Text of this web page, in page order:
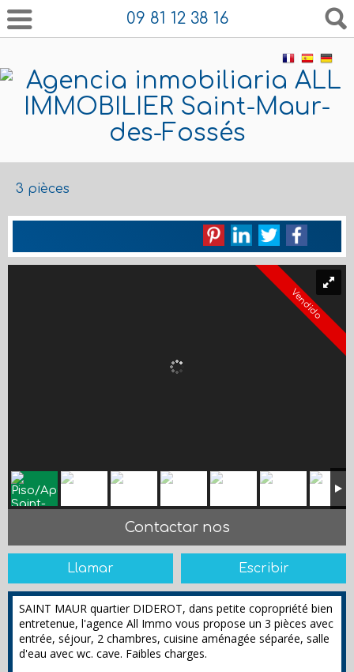
09 81 12 38 16
3 pièces
Vendido
Contactar nos
Llamar Escribir
SAINT MAUR quartier DIDEROT, dans petite copropriété bien
entretenue, l'agence All Immo vous propose un 3 pièces avec
entrée, séjour, 2 chambres, cuisine aménagée séparée, salle
d'eau avec wc. cave. Faibles charges.